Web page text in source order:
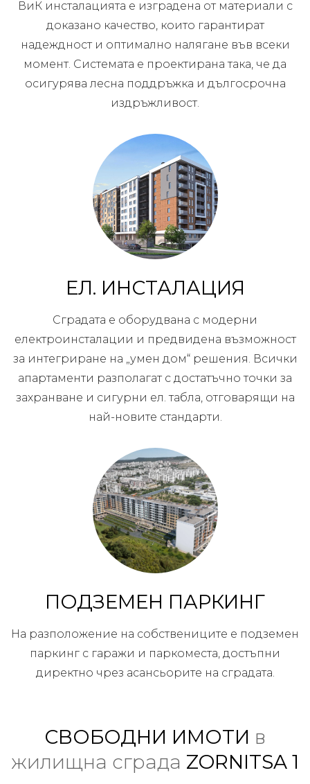
ВиК инсталацията е изградена от материали с
доказано качество, които гарантират
надеждност и оптимално налягане във всеки
момент. Системата е проектирана така, че да
осигурява лесна поддръжка и дългосрочна
издръжливост.
ЕЛ. ИНСТАЛАЦИЯ
Сградата е оборудвана с модерни
електроинсталации и предвидена възможност
за интегриране на „умен дом“ решения. Всички
апартаменти разполагат с достатъчно точки за
захранване и сигурни ел. табла, отговарящи на
най-новите стандарти.
ПОДЗЕМЕН ПАРКИНГ
На разположение на собствениците е подземен
паркинг с гаражи и паркоместа, достъпни
директно чрез асансьорите на сградата.
СВОБОДНИ ИМОТИ в
жилищна сграда ZORNITSA 1